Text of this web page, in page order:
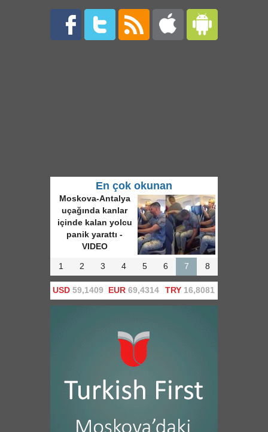
En çok okunan
Fethullah Gülen, Rus haber ajansı Ria
Novosti'ye konuştu
1 2 3 4 5 6 7 8
USD 59,1409 EUR 69,4314 TRY16,8081